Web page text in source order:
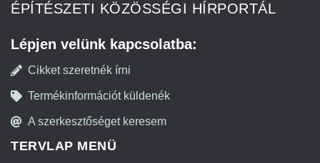
ÉPÍTÉSZETI KÖZÖSSÉGI HÍRPORTÁL
Lépjen velünk kapcsolatba:
Cikket szeretnék írni
Termékinformációt küldenék
A szerkesztőséget keresem
TERVLAP MENÜ